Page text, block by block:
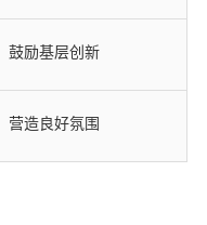
鼓励基层创新
营造良好氛围